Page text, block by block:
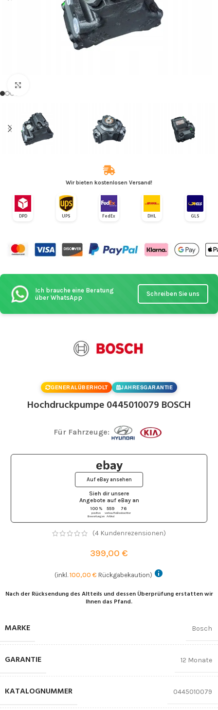
Wir bieten kostenlosen Versand!
DPD UPS FedEx DHL GLS
Ich brauche eine Beratung
über WhatsApp
Schreiben Sie uns
GENERALÜBERHOLT JAHRESGARANTIE
Hochdruckpumpe 0445010079 BOSCH
Für Fahrzeuge:
Sieh dir unsere
Angebote auf eBayan
100 %
positive
Bewertungen
559
verkaufte
Artikel
76
Beobachter
Auf eBay ansehen
(4 Kundenrezensionen)
399,00 €
(inkl. 100,00 € Rückgabekaution)
Nach der Rücksendung des Altteils und dessen Überprüfung erstatten wir
Ihnen das Pfand.
MARKE Bosch
GARANTIE 12 Monate
KATALOGNUMMER 0445010079